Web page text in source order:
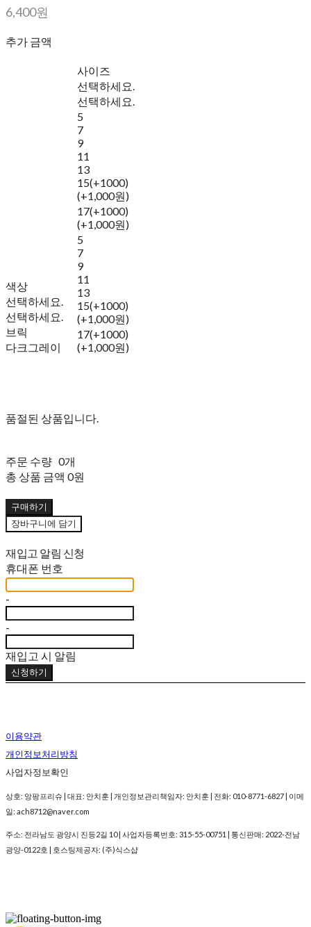
6,400원
추가 금액
색상
선택하세요.
선택하세요.
브릭
다크그레이
사이즈
선택하세요.
선택하세요.
5
7
9
11
13
15(+1000)
(+1,000원)
17(+1000)
(+1,000원)
5
7
9
11
13
15(+1000)
(+1,000원)
17(+1000)
(+1,000원)
품절된 상품입니다.
주문 수량 0개
총 상품 금액 0원
구매하기
장바구니에 담기
재입고 알림 신청
휴대폰 번호
-
-
재입고 시 알림
신청하기
이용약관
개인정보처리방침
사업자정보확인
상호: 앙팡프리슈 | 대표: 안치훈 | 개인정보관리책임자: 안치훈 | 전화: 010-8771-6827 | 이메
일: ach8712@naver.com
주소: 전라남도 광양시 진등2길 10 | 사업자등록번호: 315-55-00751 | 통신판매: 2022-전남
광양-0122호 | 호스팅제공자: (주)식스샵